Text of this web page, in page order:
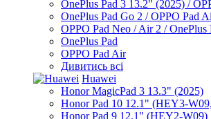
OnePlus Pad 3 13.2" (2025) /
OnePlus Pad Go 2 / OPPO Pad
OPPO Pad Neo / Air 2 / OnePlus
OnePlus Pad
OPPO Pad Air
Дивитись всі
Huawei
Honor MagicPad 3 13.3" (2025)
Honor Pad 10 12.1" (HEY3-
Honor Pad 9 12.1" (HEY2-W09)